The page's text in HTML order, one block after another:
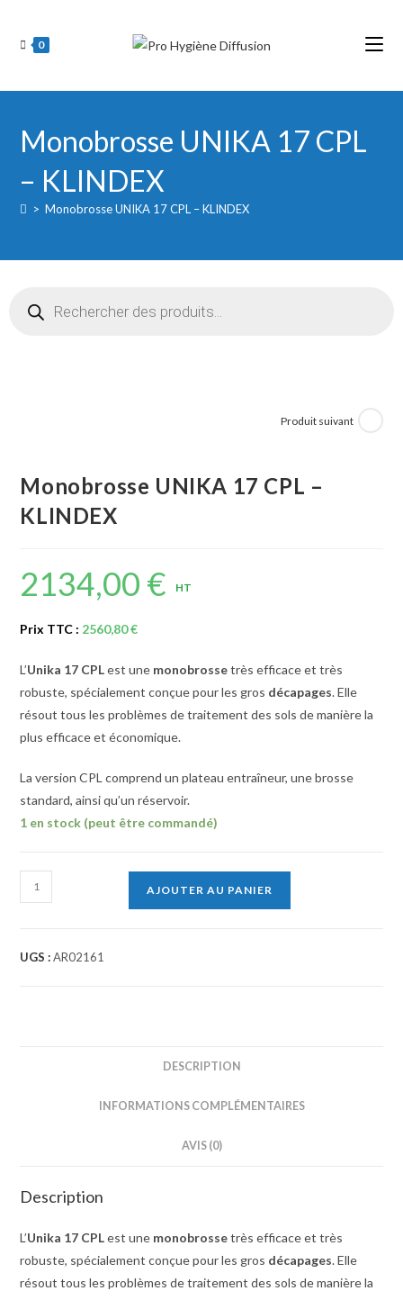
content
0
Monobrosse UNIKA 17 CPL
– KLINDEX
> Monobrosse UNIKA 17 CPL – KLINDEX
produits
Produit suivant
Monobrosse UNIKA 17 CPL –
KLINDEX
2134,00 € HT
Prix TTC : 2560,80€
L’Unika 17 CPLest une monobrossetrès efficace et très
robuste, spécialement conçue pour les gros décapages. Elle
résout tous les problèmes de traitement des sols de manière la
plus efficace et économique.
La version CPL comprend un plateau entraîneur, une brosse
standard, ainsi qu’un réservoir.
1 en stock (peut être commandé)
quantité
de
AJOUTER AU PANIER
UGS :AR02161
DESCRIPTION
INFORMATIONS COMPLÉMENTAIRES
AVIS (0)
Description
L’Unika 17 CPLest une monobrossetrès efficace et très
robuste, spécialement conçue pour les gros décapages. Elle
résout tous les problèmes de traitement des sols de manière la